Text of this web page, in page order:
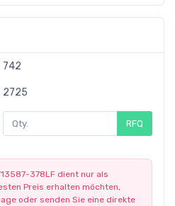
742
2725
RFQ
378LF dient nur als
Preis erhalten möchten,
oder senden Sie eine direkte